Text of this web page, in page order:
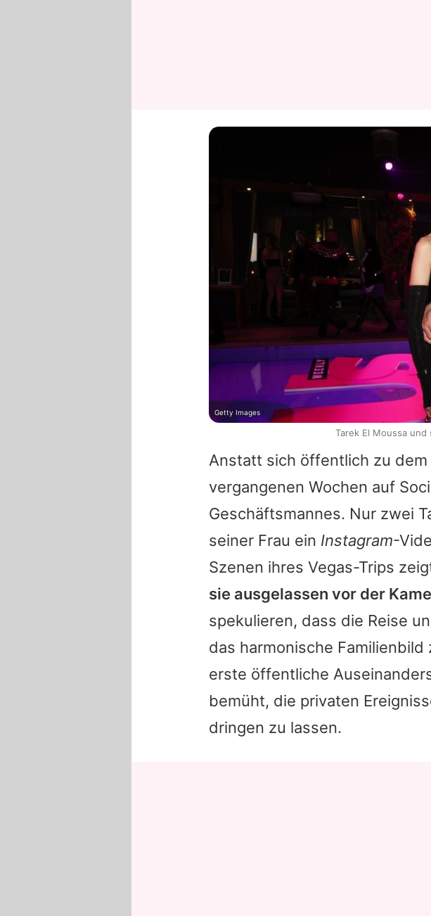
Anstatt sich öffentlich zu
vergangenen Wochen auf
Geschäftsmannes. Nur zwei
seiner Frau ein Instagram-
Szenen ihres Vegas-Trips
sie ausgelassen vor der
spekulieren, dass die Reise
das harmonische Familienbild
erste öffentliche
bemüht, die privaten
dringen zu lassen.
Getty Images
Tarek El Moussa